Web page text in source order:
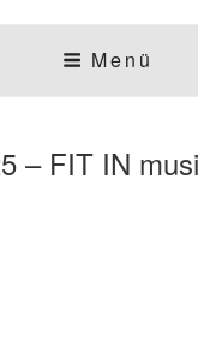
Menü
– FIT IN